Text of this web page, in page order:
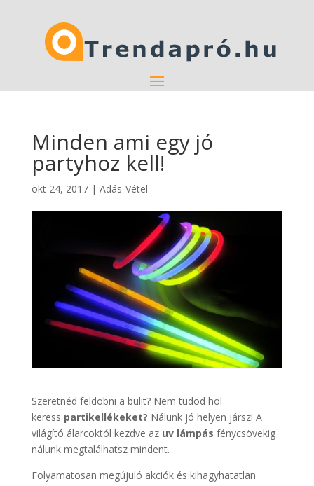
Minden ami egy jó
partyhoz kell!
okt 24, 2017| Adás-Vétel
Szeretnéd feldobni a bulit? Nem tudod hol
keress partikellékeket? Nálunk jó helyen jársz! A
világító álarcoktól kezdve az uv lámpás fénycsövekig
nálunk megtalálhatsz mindent.
Folyamatosan megújuló akciók és kihagyhatatlan